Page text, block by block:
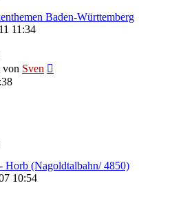
Baden-Württemberg
11:34
von Sven
Horb (Nagoldtalbahn/ 4850)
10:54